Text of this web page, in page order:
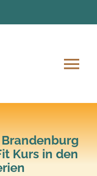
Kurs in den